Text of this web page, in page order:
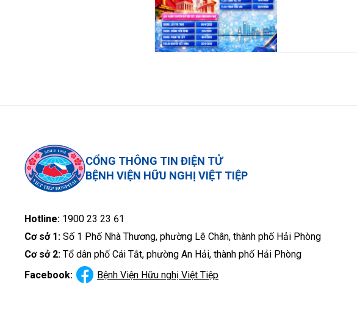
CỔNG THÔNG TIN ĐIỆN TỬ
BỆNH VIỆN HỮU NGHỊ VIỆT TIỆP
Hotline: 1900 23 23 61
Cơ sở 1: Số 1 Phố Nhà Thương, phường Lê Chân, thành phố Hải Phòng
Cơ sở 2: Tổ dân phố Cái Tắt, phường An Hải, thành phố Hải Phòng
Facebook:
Bệnh Viện Hữu nghị Việt Tiệp